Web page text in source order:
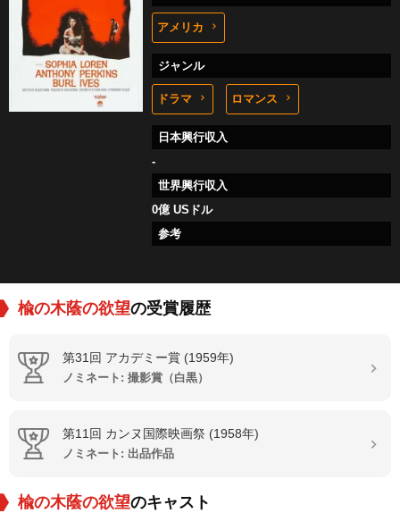
アメリカ
ジャンル
ドラマ ロマンス
日本興行収入
-
世界興行収入
0億 USドル
参考
楡の木蔭の欲望の受賞履歴
第31回 アカデミー賞 (1959年)
ノミネート: 撮影賞（白黒）
第11回 カンヌ国際映画祭 (1958年)
ノミネート: 出品作品
楡の木蔭の欲望のキャスト